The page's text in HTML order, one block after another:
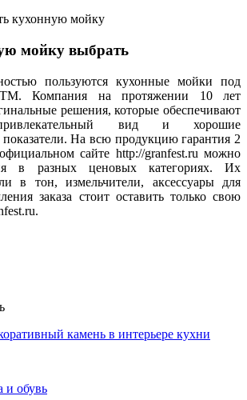
мойку выбрать
пользуются кухонные мойки под
Компания на протяжении 10 лет
решения, которые обеспечивают
вид и хорошие
На всю продукцию гарантия 2
сайте http://granfest.ru можно
в разных ценовых категориях. Их
в тон, измельчители, аксессуары для
заказа стоит оставить только свою
камень в интерьере кухни
и обувь